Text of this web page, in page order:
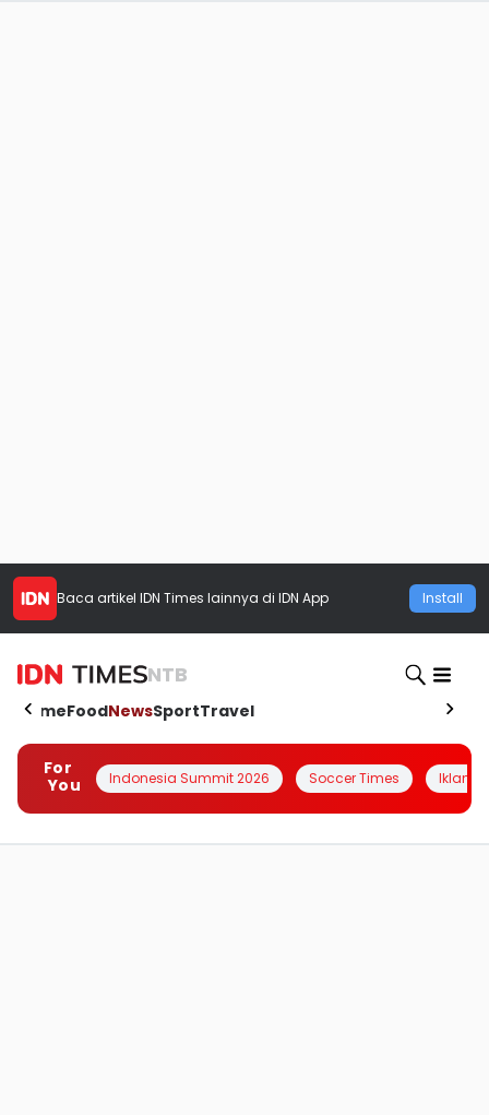
Baca artikel IDN Times lainnya di IDN App Install
NTB
HomeFoodNewsSportTravel
For
You
Indonesia Summit 2026 Soccer Times Iklanin